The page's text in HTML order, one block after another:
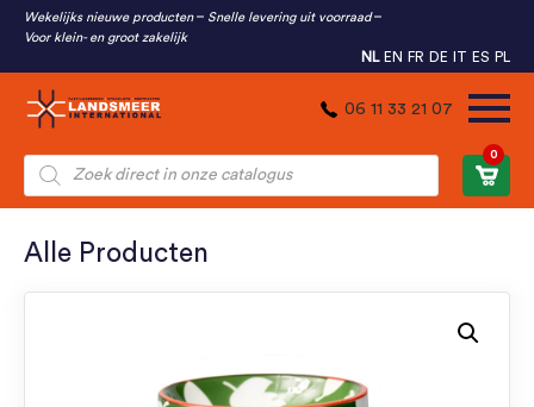
Wekelijks nieuwe producten
Snelle levering uit voorraad
Voor klein- en groot zakelijk
NL EN FR DE IT ES PL
06 11 33 21 07
Producten
zoeken
0
Alle Producten